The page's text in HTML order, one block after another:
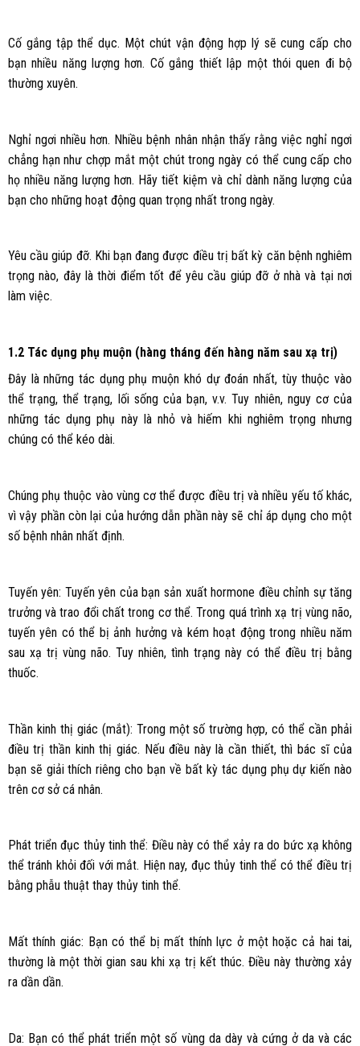
Cố gắng tập thể dục. Một chút vận động hợp lý sẽ cung cấp cho
bạn nhiều năng lượng hơn. Cố gắng thiết lập một thói quen đi bộ
thường xuyên.
Nghỉ ngơi nhiều hơn. Nhiều bệnh nhân nhận thấy rằng việc nghỉ ngơi
chẳng hạn như chợp mắt một chút trong ngày có thể cung cấp cho
họ nhiều năng lượng hơn. Hãy tiết kiệm và chỉ dành năng lượng của
bạn cho những hoạt động quan trọng nhất trong ngày.
Yêu cầu giúp đỡ. Khi bạn đang được điều trị bất kỳ căn bệnh nghiêm
trọng nào, đây là thời điểm tốt để yêu cầu giúp đỡ ở nhà và tại nơi
làm việc.
1.2 Tác dụng phụ muộn (hàng tháng đến hàng năm sau xạ trị)
Đây là những tác dụng phụ muộn khó dự đoán nhất, tùy thuộc vào
thể trạng, thể trạng, lối sống của bạn, v.v. Tuy nhiên, nguy cơ của
những tác dụng phụ này là nhỏ và hiếm khi nghiêm trọng nhưng
chúng có thể kéo dài.
Chúng phụ thuộc vào vùng cơ thể được điều trị và nhiều yếu tố khác,
vì vậy phần còn lại của hướng dẫn phần này sẽ chỉ áp dụng cho một
số bệnh nhân nhất định.
Tuyến yên: Tuyến yên của bạn sản xuất hormone điều chỉnh sự tăng
trưởng và trao đổi chất trong cơ thể. Trong quá trình xạ trị vùng não,
tuyến yên có thể bị ảnh hưởng và kém hoạt động trong nhiều năm
sau xạ trị vùng não. Tuy nhiên, tình trạng này có thể điều trị bằng
thuốc.
Thần kinh thị giác (mắt): Trong một số trường hợp, có thể cần phải
điều trị thần kinh thị giác. Nếu điều này là cần thiết, thì bác sĩ của
bạn sẽ giải thích riêng cho bạn về bất kỳ tác dụng phụ dự kiến nào
trên cơ sở cá nhân.
Phát triển đục thủy tinh thể: Điều này có thể xảy ra do bức xạ không
thể tránh khỏi đối với mắt. Hiện nay, đục thủy tinh thể có thể điều trị
bằng phẫu thuật thay thủy tinh thể.
Mất thính giác: Bạn có thể bị mất thính lực ở một hoặc cả hai tai,
thường là một thời gian sau khi xạ trị kết thúc. Điều này thường xảy
ra dần dần.
Da: Bạn có thể phát triển một số vùng da dày và cứng ở da và các